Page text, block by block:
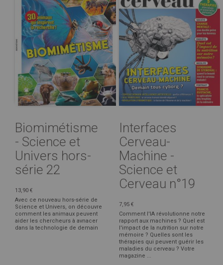
Biomimétisme
- Science et
Univers hors-
série 22
13,90 €
Avec ce nouveau hors-série de
Science et Univers, on découvre
comment les animaux peuvent
aider les chercheurs à avnacer
dans la technologie de demain
Interfaces
Cerveau-
Machine -
Science et
Cerveau n°19
7,95 €
Comment l'IA révolutionne notre
rapport aux machines ? Quel est
l'impact de la nutrition sur notre
mémoire ? Quelles sont les
thérapies qui peuvent guérir les
maladies du cerveau ? Votre
magazine ...